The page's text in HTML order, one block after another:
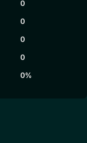
0
0
0
0
0%